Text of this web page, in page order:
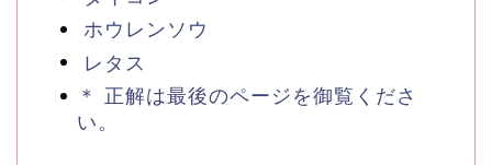
ホウレンソウ
レタス
＊ 正解は最後のページを御覧くださ
い。